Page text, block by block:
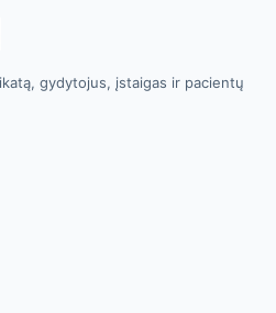
gydytojus, įstaigas ir pacientų